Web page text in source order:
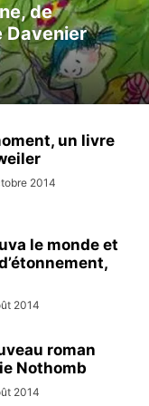
de
Davenier
un livre
2014
le monde et
2014
roman
Nothomb
2014